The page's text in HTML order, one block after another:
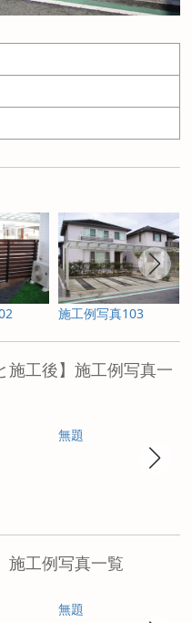
施工例写真103
施工後】施工例写真一
無題
施工例写真一覧
無題